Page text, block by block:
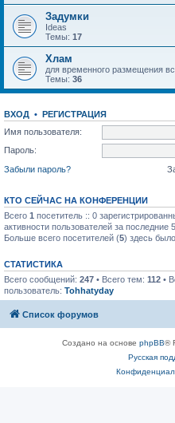
Задумки
Ideas
Темы: 17
Хлам
для временного размещения
Темы: 36
ВХОД • РЕГИСТРАЦИЯ
Имя пользователя:
Пароль:
Забыли пароль?
КТО СЕЙЧАС НА КОНФЕРЕНЦИИ
Всего 1 посетитель :: 0
активности пользователей за последние
Больше всего посетителей (5) здесь
СТАТИСТИКА
Всего сообщений: 247 • Всего тем: 112 •
пользователь: Tohhatyday
Список форумов
Создано на основе phpBB®
Русская